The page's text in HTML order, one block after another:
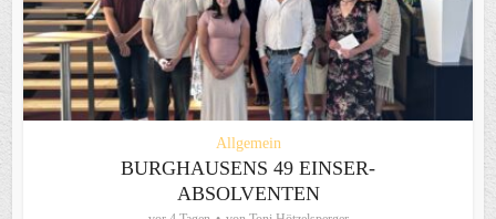
Allgemein
BURGHAUSENS 49 EINSER-
ABSOLVENTEN